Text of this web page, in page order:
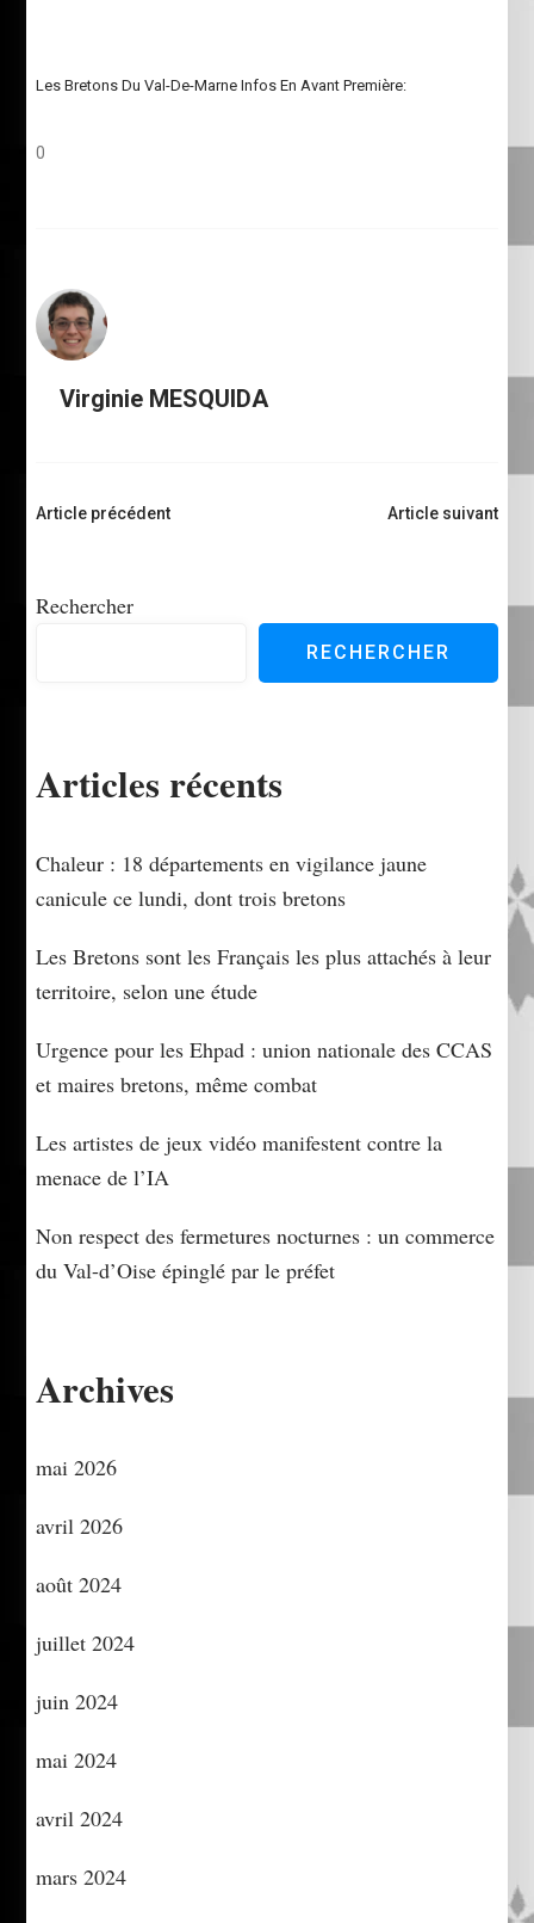
Les Bretons Du Val-De-Marne Infos En Avant Première:
0
Virginie MESQUIDA
Navigation
Article précédent Article suivant
Rechercher
RECHERCHER
Articles récents
Chaleur : 18 départements en vigilance jaune
canicule ce lundi, dont trois bretons
Les Bretons sont les Français les plus attachés à leur
territoire, selon une étude
Urgence pour les Ehpad : union nationale des CCAS
et maires bretons, même combat
Les artistes de jeux vidéo manifestent contre la
menace de l’IA
Non respect des fermetures nocturnes : un commerce
du Val-d’Oise épinglé par le préfet
Archives
mai 2026
avril 2026
août 2024
juillet 2024
juin 2024
mai 2024
avril 2024
mars 2024